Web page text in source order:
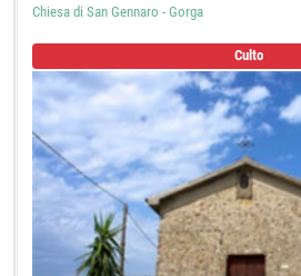
Chiesa di San Gennaro - Gorga
Culto